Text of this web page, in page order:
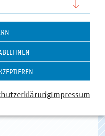
Impressum